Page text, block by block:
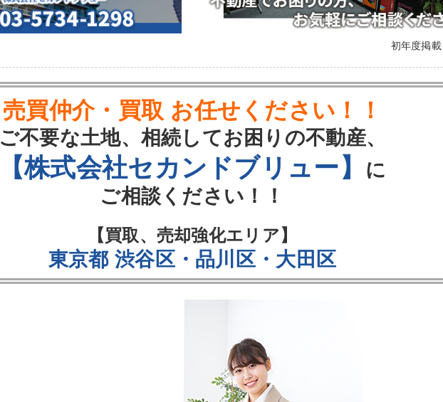
初年度掲
売買仲介・買取 お任せください！！
ご不要な土地、相続してお困りの不動産、
【株式会社セカンドブリュー】 に
ご相談ください！！
【買取、売却強化エリア】
東京都 渋谷区・品川区・大田区